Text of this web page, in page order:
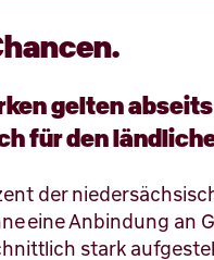
gelten
für den
der
eine Anbindung an
stark